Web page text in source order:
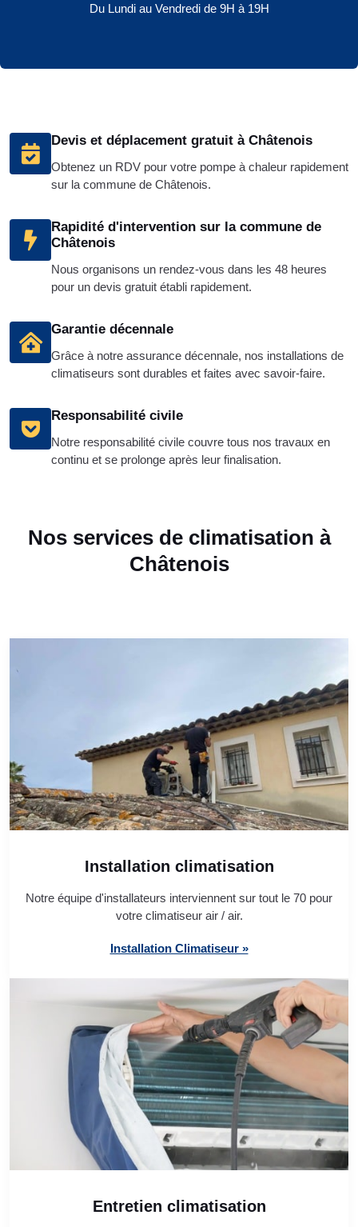
Devis et déplacement gratuit à Châtenois
Obtenez un RDV pour votre pompe à chaleur rapidement
sur la commune de Châtenois.
Rapidité d'intervention sur la commune de
Châtenois
Nous organisons un rendez-vous dans les 48 heures
pour un devis gratuit établi rapidement.
Garantie décennale
Grâce à notre assurance décennale, nos installations de
climatiseurs sont durables et faites avec savoir-faire.
Responsabilité civile
Notre responsabilité civile couvre tous nos travaux en
continu et se prolonge après leur finalisation.
Du Lundi au Vendredi de 9H à 19H
Nos services de climatisation à
Châtenois
Installation climatisation
Notre équipe d'installateurs interviennent sur tout le 70 pour
votre climatiseur air / air.
Installation Climatiseur »
Entretien climatisation